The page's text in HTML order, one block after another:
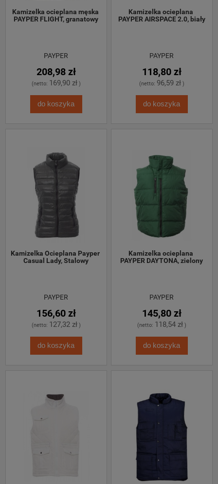
Kamizelka ocieplana męska
PAYPER FLIGHT, granatowy
PAYPER
208,98 zł
(netto: 169,90 zł)
do koszyka
Kamizelka ocieplana
PAYPER AIRSPACE 2.0, biały
PAYPER
118,80 zł
(netto: 96,59 zł)
do koszyka
Kamizelka Ocieplana Payper
Casual Lady, Stalowy
PAYPER
156,60 zł
(netto: 127,32 zł)
do koszyka
Kamizelka ocieplana
PAYPER DAYTONA, zielony
PAYPER
145,80 zł
(netto: 118,54 zł)
do koszyka